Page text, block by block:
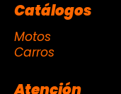
Catálogos
Motos
Carros
Atención